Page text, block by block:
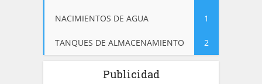
NACIMIENTOS DE AGUA 1
TANQUES DE ALMACENAMIENTO 2
Publicidad